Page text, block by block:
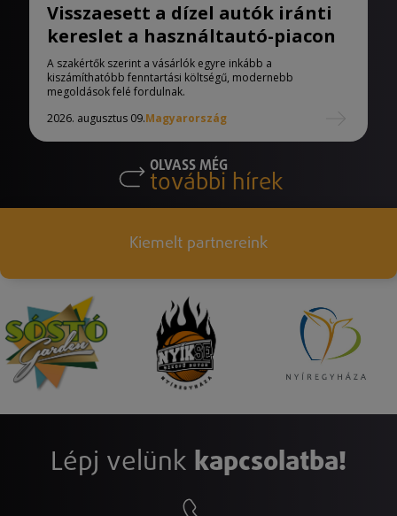
Visszaesett a dízel autók iránti
kereslet a használtautó-piacon
A szakértők szerint a vásárlók egyre inkább a
kiszámíthatóbb fenntartási költségű, modernebb
megoldások felé fordulnak.
2026. augusztus 09.Magyarország
OLVASS MÉG
további hírek
Kiemelt partnereink
Lépj velünk kapcsolatba!